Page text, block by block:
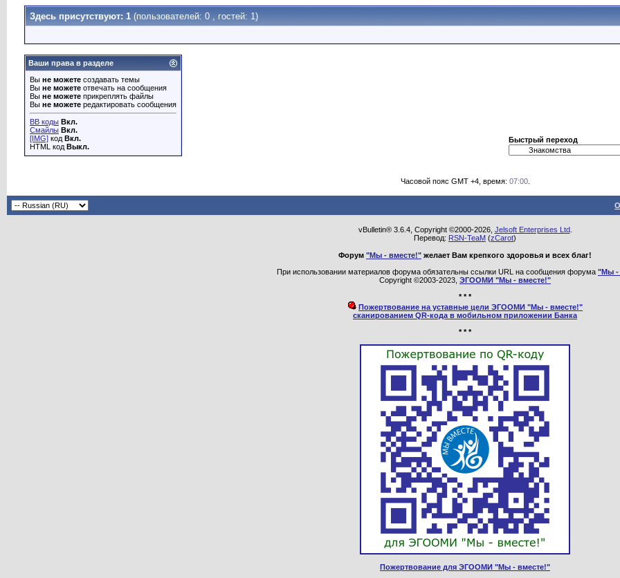
Здесь присутствуют: 1 (пользователей: 0 , гостей: 1)
Ваши права в разделе
Вы не можете создавать темы
Вы не можете отвечать на сообщения
Вы не можете прикреплять файлы
Вы не можете редактировать сообщения
BB коды Вкл.
Смайлы Вкл.
[IMG] код Вкл.
HTML код Выкл.
Быстрый переход
Часовой пояс GMT +4, время: 07:00.
vBulletin® 3.6.4, Copyright ©2000-2026, Jelsoft Enterprises Ltd.
Перевод: RSN-TeaM (zCarot)
Форум "Мы - вместе!" желает Вам крепкого здоровья и всех благ!
При использовании материалов форума обязательны ссылки URL на сообщения форума "Мы -
Copyright ©2003-2023, ЭГООМИ "Мы - вместе!"
* * *
Пожертвование на уставные цели ЭГООМИ "Мы - вместе!"
сканированием QR-кода в мобильном приложении Банка
* * *
Пожертвование для ЭГООМИ "Мы - вместе!"